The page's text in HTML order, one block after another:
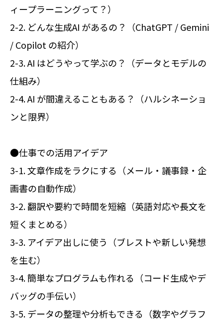
ィープラーニングって？）
2-2. どんな生成AI があるの？（ChatGPT / Gemini
/ Copilot の紹介）
2-3. AI はどうやって学ぶの？（データとモデルの
仕組み）
2-4. AI が間違えることもある？（ハルシネーショ
ンと限界）
●仕事での活用アイデア
3-1. 文章作成をラクにする（メール・議事録・企
画書の自動作成）
3-2. 翻訳や要約で時間を短縮（英語対応や長文を
短くまとめる）
3-3. アイデア出しに使う（ブレストや新しい発想
を生む）
3-4. 簡単なプログラムも作れる（コード生成やデ
バッグの手伝い）
3-5. データの整理や分析もできる（数字やグラフ